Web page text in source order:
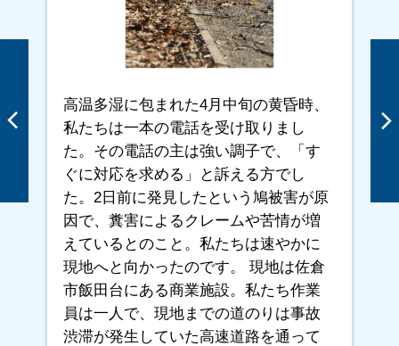
高温多湿に包まれた4月中旬の黄昏時、
私たちは一本の電話を受け取りまし
た。その電話の主は強い調子で、「す
ぐに対応を求める」と訴える方でし
た。2日前に発見したという鳩被害が原
因で、糞害によるクレームや苦情が増
えているとのこと。私たちは速やかに
現地へと向かったのです。 現地は佐倉
市飯田台にある商業施設。私たち作業
員は一人で、現地までの道のりは事故
渋滞が発生していた高速道路を通って